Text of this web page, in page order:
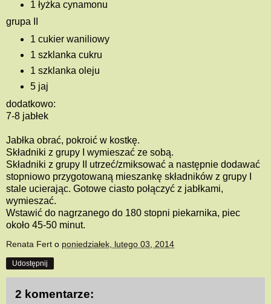
1 łyżka cynamonu
grupa II
1 cukier waniliowy
1 szklanka cukru
1 szklanka oleju
5 jaj
dodatkowo:
7-8 jabłek
Jabłka obrać, pokroić w kostkę.
Składniki z grupy I wymieszać ze sobą.
Składniki z grupy II utrzeć/zmiksować a następnie dodawać
stopniowo przygotowaną mieszankę składników z grupy I
stale ucierając. Gotowe ciasto połączyć z jabłkami,
wymieszać.
Wstawić do nagrzanego do 180 stopni piekarnika, piec
około 45-50 minut.
Renata Fert o poniedziałek, lutego 03, 2014
Udostępnij
2 komentarze: